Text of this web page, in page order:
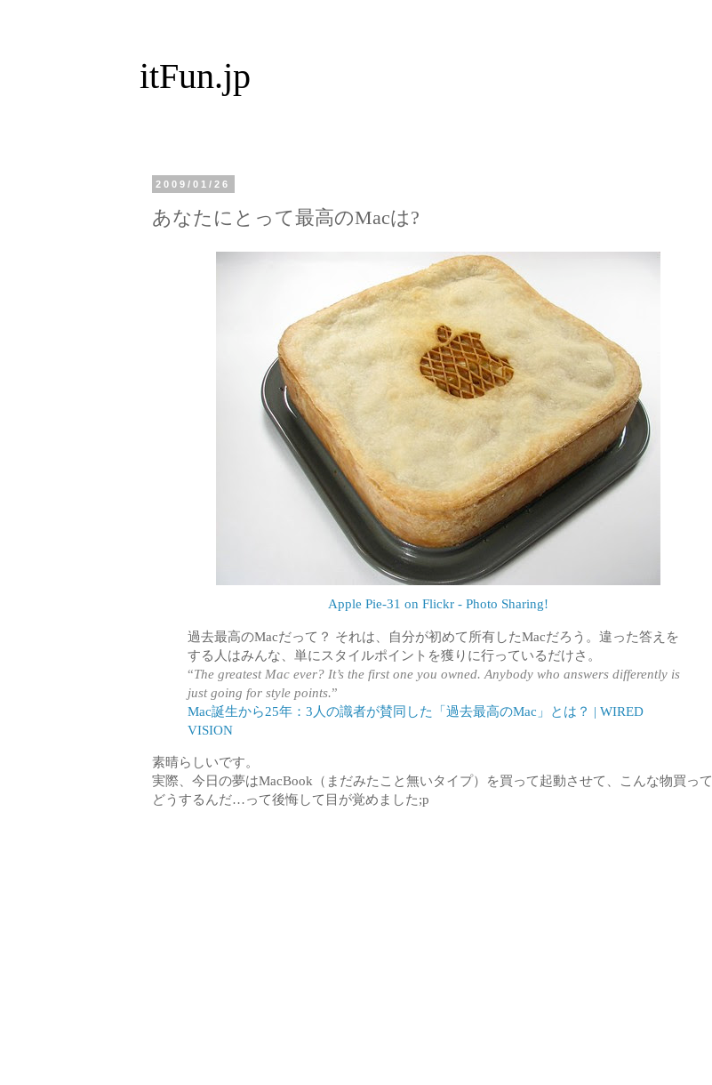
itFun.jp
2009/01/26
あなたにとって最高のMacは?
Apple Pie-31 on Flickr - Photo Sharing!
過去最高のMacだって？ それは、自分が初めて所有したMacだろう。違った答えを
する人はみんな、単にスタイルポイントを獲りに行っているだけさ。
“The greatest Mac ever? It’s the first one you owned. Anybody who answers differently is
just going for style points.”
Mac誕生から25年：3人の識者が賛同した「過去最高のMac」とは？ | WIRED
VISION
素晴らしいです。
実際、今日の夢はMacBook（まだみたこと無いタイプ）を買って起動させて、こんな物買って
どうするんだ…って後悔して目が覚めました;p